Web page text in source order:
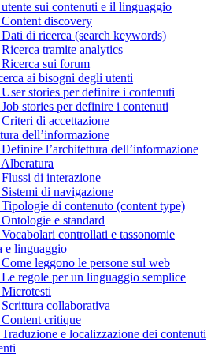
sui contenuti e il linguaggio
discovery
di ricerca (search keywords)
tramite analytics
sui forum
ai bisogni degli utenti
stories per definire i contenuti
stories per definire i contenuti
di accettazione
dell’informazione
l’architettura dell’informazione
di interazione
di navigazione
di contenuto (content type)
e standard
controllati e tassonomie
e linguaggio
leggono le persone sul web
regole per un linguaggio semplice
collaborativa
critique
e localizzazione dei contenuti